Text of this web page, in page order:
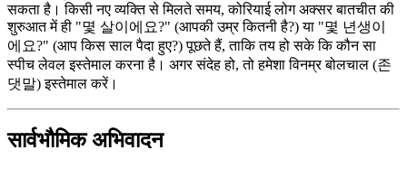
सकता है। किसी नए व्यक्ति से मिलते समय, कोरियाई लोग अक्सर बातचीत की
शुरुआत में ही "몇 살이에요?" (आपकी उम्र कितनी है?) या "몇 년생이
에요?" (आप किस साल पैदा हुए?) पूछते हैं, ताकि तय हो सके कि कौन सा
स्पीच लेवल इस्तेमाल करना है। अगर संदेह हो, तो हमेशा विनम्र बोलचाल (존
댓말) इस्तेमाल करें।
सार्वभौमिक अभिवादन